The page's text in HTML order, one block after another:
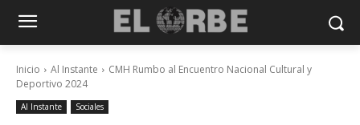
Inicio Al Instante
CMH Rumbo al Encuentro Nacional Cultural y
Deportivo 2024
Al Instante Sociales